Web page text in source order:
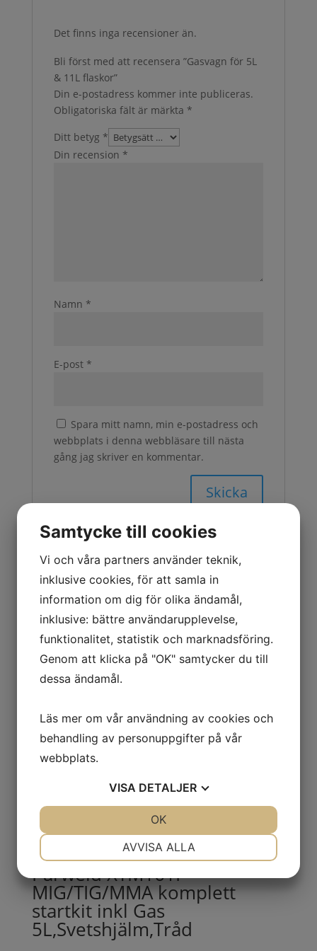
Det finns inga recensioner än.
Bli först med att recensera ”Gasvagn för 5L
& 11L flaskor”
Din e-postadress kommer inte publiceras.
Obligatoriska fält är märkta *
Ditt betyg *
Din recension *
Namn *
E-post *
Spara mitt namn, min e-postadress och
webbplats i denna webbläsare till nästa
gång jag skriver en kommentar.
Relaterade produkter
Universalkärra för
Svets/Induktion/Bet-
maskiner
Gassvets-/Lödutrustning CFH
Exkl. moms
Parweld XTM161I
MIG/TIG/MMA komplett
startkit inkl Gas
5L,Svetshjälm,Tråd
Samtycke till cookies
Vi och våra partners använder teknik,
inklusive cookies, för att samla in
information om dig för olika ändamål,
inklusive: bättre användarupplevelse,
funktionalitet, statistik och marknadsföring.
Genom att klicka på "OK" samtycker du till
dessa ändamål.
Läs mer om vår användning av cookies och
behandling av personuppgifter på vår
webbplats.
VISA DETALJER
MARKNADSFÖRING STATISTIK
AVVISA ALLA
OK